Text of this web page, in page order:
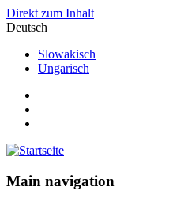
Direkt zum Inhalt
Deutsch
Slowakisch
Ungarisch
Main navigation